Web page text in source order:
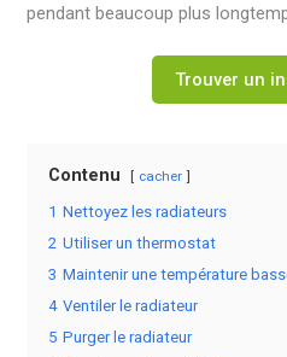
pendant beaucoup plus
Trouver un
Contenu cacher
1 Nettoyez les radiateurs
2 Utiliser un thermostat
3 Maintenir une température
4 Ventiler le radiateur
5 Purger le radiateur